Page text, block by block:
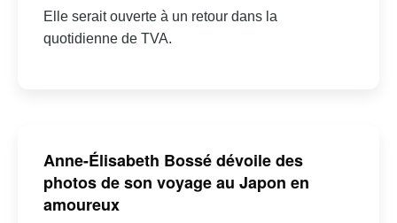
Elle serait ouverte à un retour dans la
quotidienne de TVA.
Anne-Élisabeth Bossé dévoile des
photos de son voyage au Japon en
amoureux